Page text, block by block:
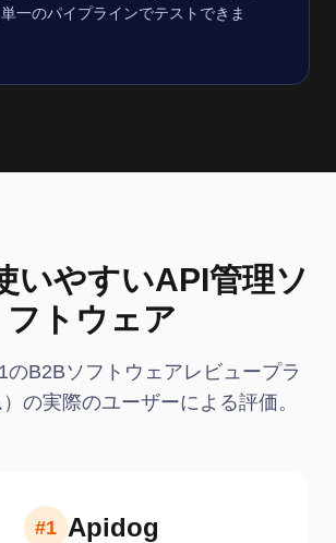
一のパイプラインでテストできま
いやすいAPI管理ソ
フトウェア
のB2Bソフトウェアレビュープラ
の実際のユーザーによる評価。
#1 Apidog